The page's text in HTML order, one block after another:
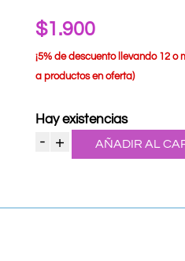
$1.900
¡5% de descuento llevando 12 o
a productos en oferta)
Hay existencias
-
Pastilla
Triple
+ AÑADIR AL